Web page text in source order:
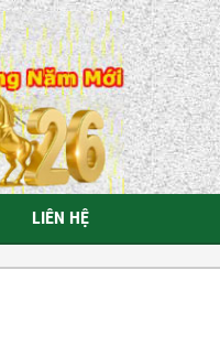
LIÊN HỆ